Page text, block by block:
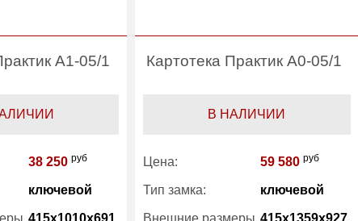
A1-05/1
38 250 руб
ключевой
415x1010x691
Картотека Практик A0-05/1
В НАЛИЧИИ
Цена: 59 580 руб
Тип замка: ключевой
Внешние размеры 415x1359x927